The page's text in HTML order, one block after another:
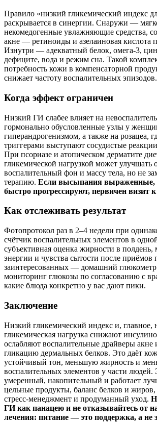
Правило «низкий гликемический индекс
раскрывается в синергии. Снаружи —
некомедогенные увлажняющие средства,
акне — ретиноиды и азелаиновая кислота
Изнутри — адекватный белок, омега‑3,
дефиците, вода и режим сна. Такой
потребность кожи в компенсаторной
снижает частоту воспалительных эпизодов.
Когда эффект ограничен
Низкий ГИ слабее влияет на
гормонально обусловленные узлы у
гиперандрогенизмом, а также на розацеа,
триггерами выступают сосудистые
При псориазе и атопическом дерматите
гликемической нагрузкой может улучшать
воспалительный фон и массу тела, но не
терапию. Если высыпания выраженные,
быстро прогрессируют, первичен визит к
Как отслеживать результат
Фотопротокол раз в 2–4 недели при
счётчик воспалительных элементов в
субъективная оценка жирности в полдень,
энергии и чувства сытости после
заинтересованных — домашний
мониторинг глюкозы по согласованию с
какие блюда конкретно у вас дают пики.
Заключение
Низкий гликемический индекс и, главное,
гликемическая нагрузка снижают
ослабляют воспалительные драйверы акне
гликацию дермальных белков. Это даёт
устойчивый тон, меньшую жирность и
воспалительных элементов у части людей.
умеренный, накопительный и работает
цельные продукты, баланс белков и
стресс‑менеджмент и продуманный уход.
ГИ как панацею и не отказывайтесь от
лечения: питание — это поддержка, а не